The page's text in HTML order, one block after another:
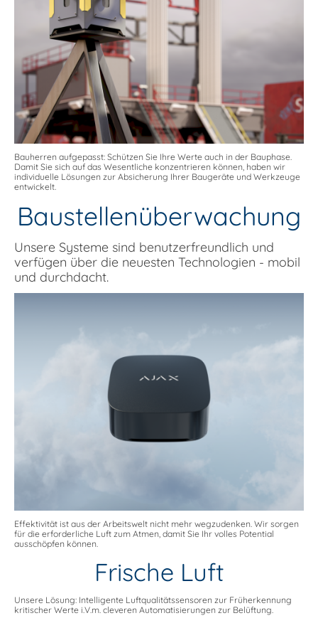
Bauherren aufgepasst: Schützen Sie Ihre Werte auch in der Bauphase.
Damit Sie sich auf das Wesentliche konzentrieren können, haben wir
individuelle Lösungen zur Absicherung Ihrer Baugeräte und Werkzeuge
entwickelt.
Baustellenüberwachung
Unsere Systeme sind benutzerfreundlich und
verfügen über die neuesten Technologien - mobil
und durchdacht.
Effektivität ist aus der Arbeitswelt nicht mehr wegzudenken. Wir sorgen
für die erforderliche Luft zum Atmen, damit Sie Ihr volles Potential
ausschöpfen können.
Frische Luft
Unsere Lösung: Intelligente Luftqualitätssensoren zur Früherkennung
kritischer Werte i.V.m. cleveren Automatisierungen zur Belüftung.